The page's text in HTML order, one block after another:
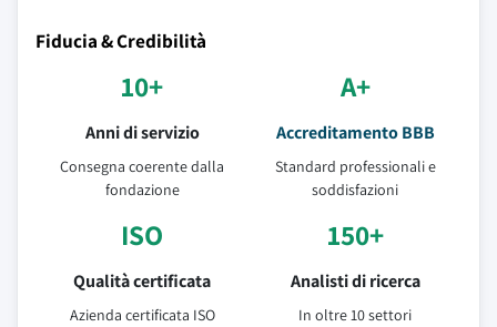
Fiducia & Credibilità
10+
Anni di servizio
Consegna coerente dalla
fondazione
A+
Accreditamento BBB
Standard professionali e
soddisfazioni
ISO
Qualità certificata
Azienda certificata ISO
150+
Analisti di ricerca
In oltre 10 settori